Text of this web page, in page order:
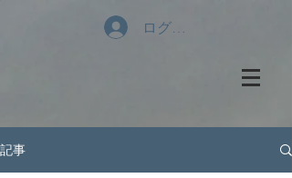
ログイン
記事